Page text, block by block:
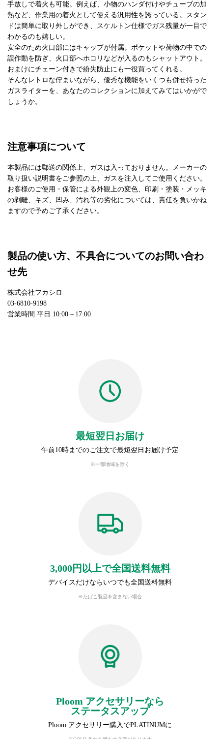
手放しで着火も可能。例えば、小物のハンダ付けやチューブの加
熱など、作業用の着火として使える汎用性を誇っている。スタン
ドは簡単に取り外しができ、スケルトン仕様でガス残量が一目で
わかるのも嬉しい。
安全のため火口部にはキャップが付属。ポケットや荷物の中での
誤作動を防ぎ、火口部へホコリなどが入るのもシャットアウト。
おまけにチェーン付きで紛失防止にも一役買ってくれる。
そんなレトロな佇まいながら、優秀な機能をいくつも併せ持った
ガスライターを、あなたのコレクションに加えてみてはいかがで
しょうか。
注意事項について
本製品には郵送の関係上、ガスは入っておりません。メーカーの
取り扱い説明書をご参照の上、ガスを注入してご使用ください。
お客様のご使用・保管による外観上の変色、印刷・塗装・メッキ
の剥離、キズ、凹み、汚れ等の劣化については、責任を負いかね
ますので予めご了承ください。
製品の使い方、不具合についてのお問い合わ
せ先
株式会社フカシロ
03-6810-9198
営業時間 平日 10:00～17:00
最短翌日お届け
午前10時までのご注文で最短翌日お届け予定
※一部地域を除く
3,000円以上で全国送料無料
デバイスだけならいつでも全国送料無料
※たばこ製品を含まない場合
Ploom アクセサリーなら
ステータスアップ
Ploom アクセサリー購入でPLATINUMに